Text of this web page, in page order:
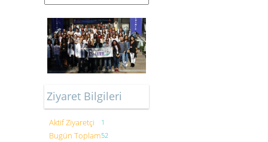
Ziyaret Bilgileri
Aktif Ziyaretçi 1
Bugün Toplam52